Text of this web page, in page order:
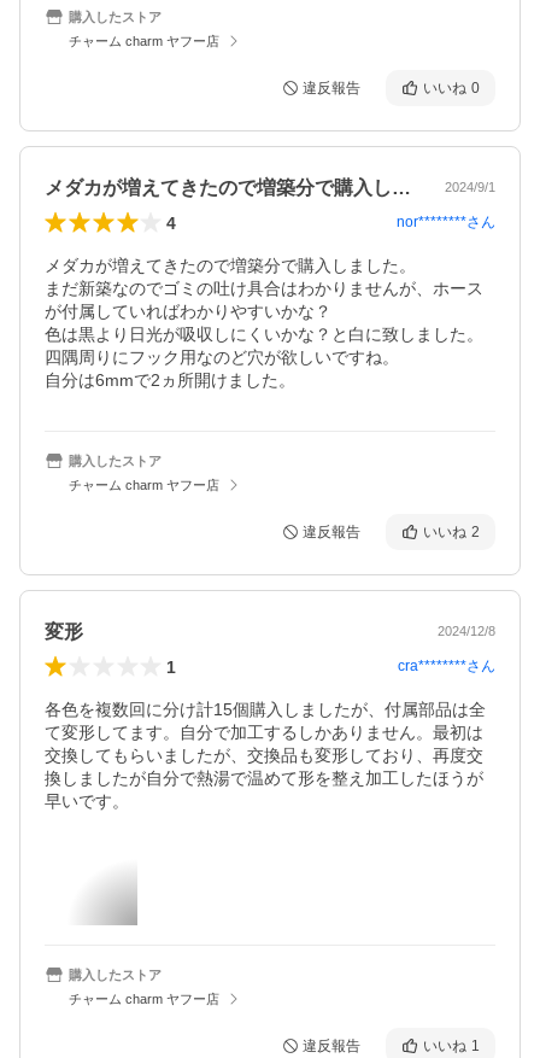
購入したストア
チャーム charm ヤフー店
違反報告 いいね 0
メダカが増えてきたので増築分で購入しま… 2024/9/1
4 nor********さん
メダカが増えてきたので増築分で購入しました。
まだ新築なのでゴミの吐け具合はわかりませんが、ホース
が付属していればわかりやすいかな？
色は黒より日光が吸収しにくいかな？と白に致しました。
四隅周りにフック用なのど穴が欲しいですね。
自分は6mmで2ヵ所開けました。
購入したストア
チャーム charm ヤフー店
違反報告 いいね 2
変形 2024/12/8
1 cra********さん
各色を複数回に分け計15個購入しましたが、付属部品は全
て変形してます。自分で加工するしかありません。最初は
交換してもらいましたが、交換品も変形しており、再度交
換しましたが自分で熱湯で温めて形を整え加工したほうが
早いです。
購入したストア
チャーム charm ヤフー店
違反報告 いいね 1